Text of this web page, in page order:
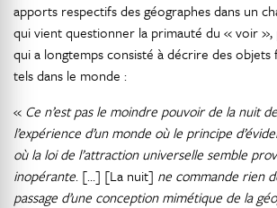
apports respectifs des géographes dans un
qui vient questionner la primauté du « voir »,
qui a longtemps consisté à décrire des
tels dans le monde :
« Ce n’est pas le moindre pouvoir de la nuit
l’expérience d’un monde où le principe
où la loi de l’attraction universelle semble
inopérante. […] [La nuit] ne commande rien
passage d’une conception mimétique de la